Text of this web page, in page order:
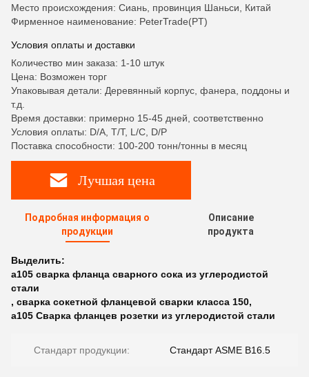
Место происхождения: Сиань, провинция Шаньси, Китай
Фирменное наименование: PeterTrade(PT)
Условия оплаты и доставки
Количество мин заказа: 1-10 штук
Цена: Возможен торг
Упаковывая детали: Деревянный корпус, фанера, поддоны и
т.д.
Время доставки: примерно 15-45 дней, соответственно
Условия оплаты: D/A, T/T, L/C, D/P
Поставка способности: 100-200 тонн/тонны в месяц
Лучшая цена
Подробная информация о
продукции
Описание
продукта
Выделить:
a105 сварка фланца сварного сока из углеродистой
стали
, сварка сокетной фланцевой сварки класса 150,
a105 Сварка фланцев розетки из углеродистой стали
Стандарт продукции: Стандарт ASME B16.5